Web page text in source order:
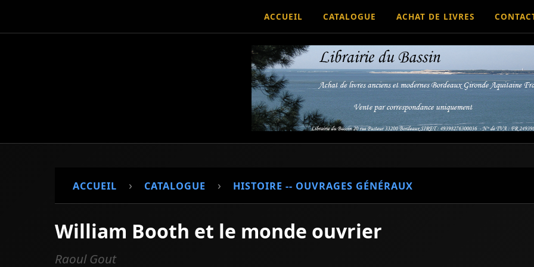
ACCUEIL CATALOGUE ACHAT DE LIVRES
ACCUEIL › CATALOGUE › HISTOIRE -- OUVRAGES GÉNÉRAUX
William Booth et le monde ouvrier
Raoul Gout